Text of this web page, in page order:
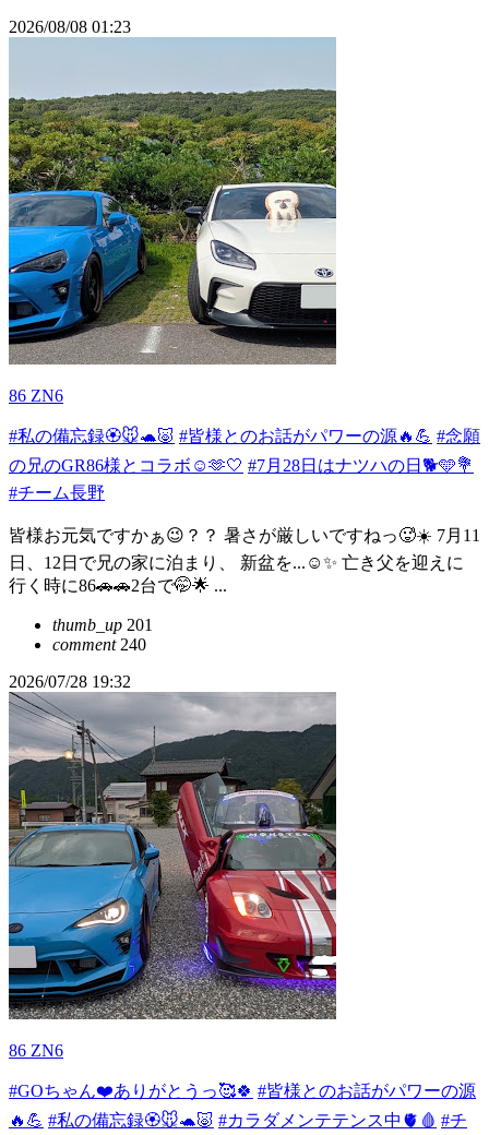
2026/08/08 01:23
86 ZN6
#私の備忘録🏵️🐭🐢🐷 #皆様とのお話がパワーの源🔥💪 #念願
の兄のGR86様とコラボ☺️🫶🤍 #7月28日はナツハの日🐕🩵💐
#チーム長野
皆様お元気ですかぁ😉？？ 暑さが厳しいですねっ🥵☀️ 7月11
日、12日で兄の家に泊まり、 新盆を...☺️✨ 亡き父を迎えに
行く時に86🚗🚗2台で🤭🌟 ...
thumb_up 201
comment240
2026/07/28 19:32
86 ZN6
#GOちゃん❤️ありがとうっ🥰🍀 #皆様とのお話がパワーの源
🔥💪 #私の備忘録🏵️🐭🐢🐷 #カラダメンテテンス中🫀🩸 #チ